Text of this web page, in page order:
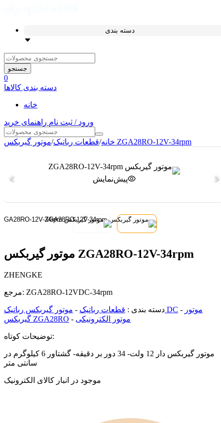
دسته بندی
جستجو
0
دسته بندی کالاها
خانه
ورود / ثبت نام راهنمای خرید
خانه/قطعات رباتیک/ موتور گیربکس ZGA28RO-12V-34rpm
پیش‌نمایش
موتور گیربکس ZGA28RO-12V-34rpm
ZHENGKE
مرجع: ZGA28RO-12VDC-34rpm
دسته بندی : قطعات رباتیک - موتور گیربکس رباتیک DC - موتور
گیربکس ZGA28RO - موتور الکترونیکی
توضیحات کوتاه:
موتور گیربکس دار 12 ولت- 34 دور بر دقیقه- گشتاور 6 کیلوگرم در
سانتی متر
موجود در انبار کالای الکترونیک